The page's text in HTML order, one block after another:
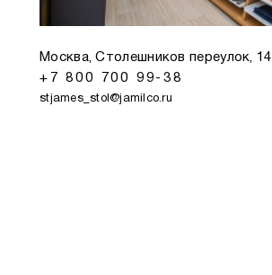
Москва, Столешников переулок, 14
+7 800 700 99-38
stjames_stol@jamilco.ru